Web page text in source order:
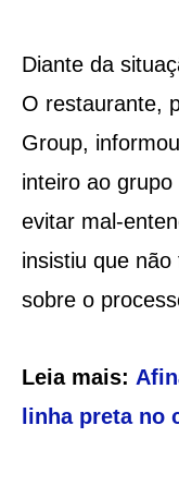
Diante da
O restaurante,
Group,
inteiro ao
evitar mal-
insistiu que
sobre o
Leia mais:
linha preta no